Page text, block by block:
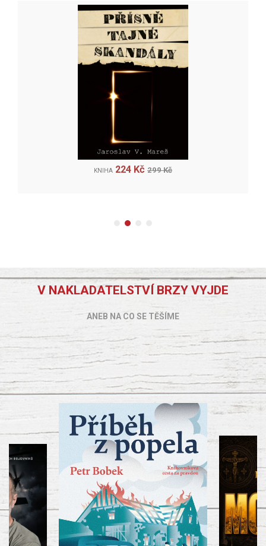
KNIHA 224 Kč 299 Kč
V NAKLADATELSTVÍ BRZY VYJDE
ANEB NA CO SE TĚŠÍME